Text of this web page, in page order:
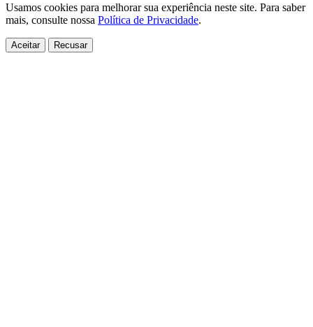
Usamos cookies para melhorar sua experiência neste site. Para saber
mais, consulte nossa Política de Privacidade.
Aceitar Recusar